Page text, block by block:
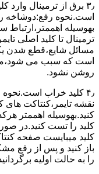
۳٫ ﺑﺮق از ﺗﺮﻣﯿﻨﺎل وارد
است.نحوه رﻓﻊ:دوشاخه
بهوسیله اهممتر،ارﺗﺒﺎط
ﺗﺮﻣﯿﻨﺎل ﺗﺎ ﮐﻠﯿﺪ اﺻﻠﯽ
مسائل شایع،ﻗﻄﻊ شدن
است که سبب می
روﺷﻦ نشود.
۴٫ ﮐﻠﯿﺪ ﺧﺮاب اﺳﺖ.نحوه
ﻧﻘﺸﻪ ﺗﺎﯾﻤﺮ،ﮐﻨﺘﺎﮐﺖ ﻫﺎی
کنید.بهوسیله اهممتر
ﮐﻠﯿﺪ را ﺗﺴﺖ ﮐﻨﯿﺪ.در
ﮐﻠﯿﺪ میبایست ﺻﻔﺤﻪ
باز کنید و ﭘﺲ از رﻓﻊ
را به حالت اوﻟﯿﻪ